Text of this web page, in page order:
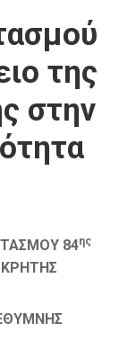
της
στην
84ης